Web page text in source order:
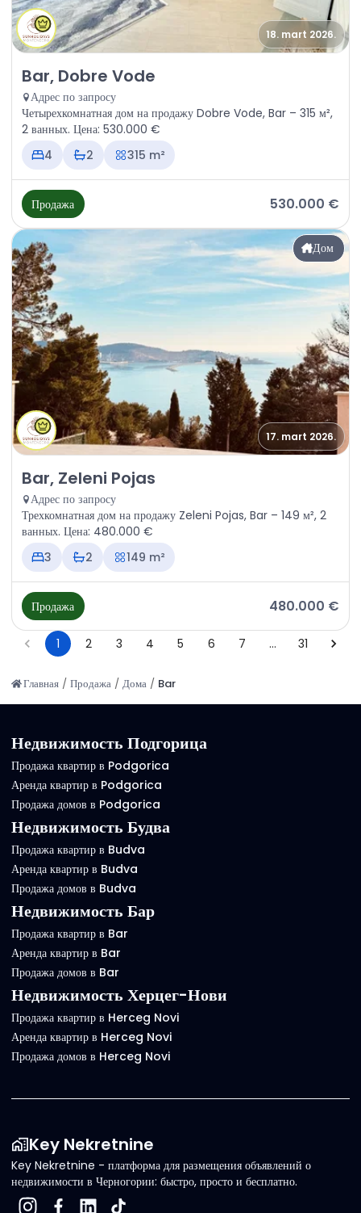
18. mart 2026.
Продажа - Дом Bar, Dobre Vode
Bar, Dobre Vode
Адрес по запросу
Четырехкомнатная дом на продажу Dobre Vode, Bar – 315 м²,
2 ванных. Цена: 530.000 €
4
2 315 m²
Продажа 530.000 €
Дом
17. mart 2026.
Продажа - Дом Bar, Zeleni Pojas
Bar, Zeleni Pojas
Адрес по запросу
Трехкомнатная дом на продажу Zeleni Pojas, Bar – 149 м², 2
ванных. Цена: 480.000 €
3
2 149 m²
Продажа 480.000 €
1 2 3 4 5 6 7 … 31
Главная / Продажа / Дома / Bar
Недвижимость Подгорица
Продажа квартир в Podgorica
Аренда квартир в Podgorica
Продажа домов в Podgorica
Недвижимость Будва
Продажа квартир в Budva
Аренда квартир в Budva
Продажа домов в Budva
Недвижимость Бар
Продажа квартир в Bar
Аренда квартир в Bar
Продажа домов в Bar
Недвижимость Херцег-Нови
Продажа квартир в Herceg Novi
Аренда квартир в Herceg Novi
Продажа домов в Herceg Novi
Key Nekretnine
Key Nekretnine - платформа для размещения объявлений о
недвижимости в Черногории: быстро, просто и бесплатно.